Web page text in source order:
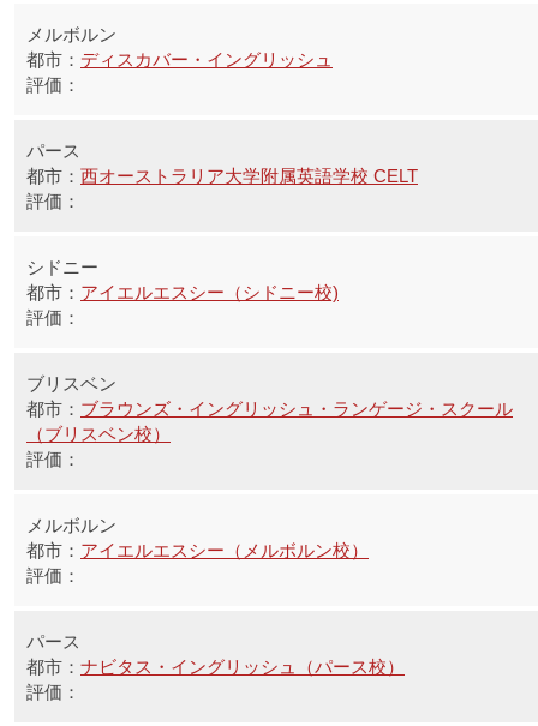
メルボルン
ディスカバー・イングリッシュ
パース
西オーストラリア大学附属英語学校 CELT
シドニー
アイエルエスシー（シドニー校)
ブリスベン
ブラウンズ・イングリッシュ・ランゲージ・スクール
（ブリスベン校）
メルボルン
アイエルエスシー（メルボルン校）
パース
ナビタス・イングリッシュ（パース校）